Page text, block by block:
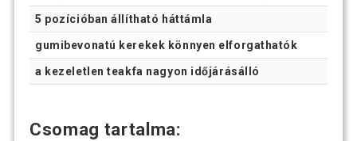
5 pozícióban állítható háttámla
gumibevonatú kerekek könnyen elforgathatók
a kezeletlen teakfa nagyon időjárásálló
Csomag tartalma: